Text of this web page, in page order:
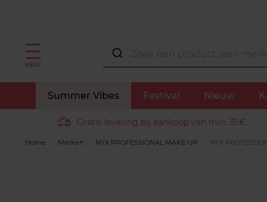
MENU
Summer Vibes Festival Nieuw
Gratis levering bij aankoop van min. 35€.
Home Merken NYX PROFESSIONAL MAKE-UP NYX